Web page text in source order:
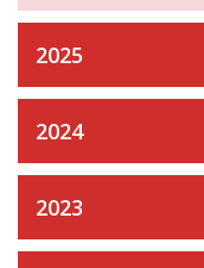
2025
2024
2023